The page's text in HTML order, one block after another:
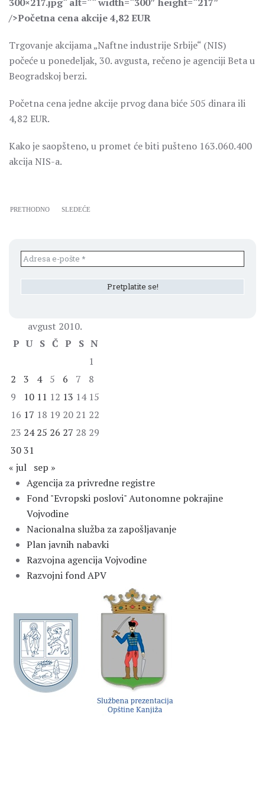
/>Početna cena akcije 4,82 EUR
Trgovanje akcijama „Naftne industrije Srbije“ (NIS)
počeće u ponedeljak, 30. avgusta, rečeno je agenciji Beta u
Beogradskoj berzi.
Početna cena jedne akcije prvog dana biće 505 dinara ili
4,82 EUR.
Kako je saopšteno, u promet će biti pušteno 163.060.400
akcija NIS-a.
PRETHODNO SLEDEĆE
avgust 2010.
P U S Č P S N
1
2
3 4 5 6 7
8
9
10 11 12 13 14 15
16 17 18 19 20 21 22
23 24 25 26 27 28 29
3031
« jul sep »
Agencija za privredne registre
Fond "Evropski poslovi" Autonomne pokrajine
Vojvodine
Nacionalna služba za zapošljavanje
Plan javnih nabavki
Razvojna agencija Vojvodine
Razvojni fond APV